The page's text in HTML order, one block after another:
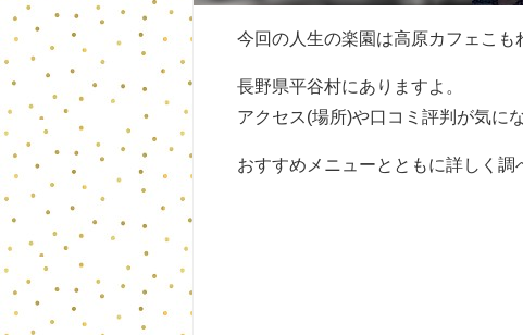
今回の人生の楽園は高原カフェこも
長野県平谷村にありますよ。
アクセス(場所)や口コミ評判が気に
おすすめメニューとともに詳しく調